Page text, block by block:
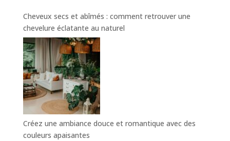
Cheveux secs et abîmés : comment retrouver une
chevelure éclatante au naturel
Créez une ambiance douce et romantique avec des
couleurs apaisantes